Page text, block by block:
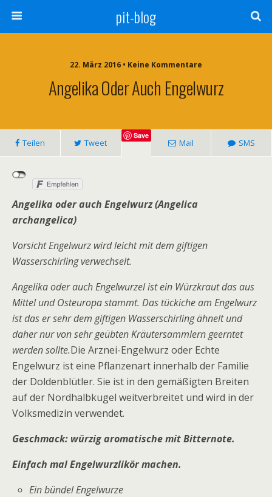
pit-blog
22. März 2016 • Keine Kommentare
Angelika Oder Auch Engelwurz
Teilen Tweet
Save
Mail SMS
Angelika oder auch Engelwurz (Angelica
archangelica)
Vorsicht Engelwurz wird leicht mit dem giftigen
Wasserschirling verwechselt.
Angelika oder auch Engelwurzel ist ein Würzkraut das aus
Mittel und Osteuropa stammt. Das tückiche am Engelwurz
ist das er sehr dem giftigen Wasserschirling ähnelt und
daher nur von sehr geübten Kräutersammlern geerntet
werden sollte.Die Arznei-Engelwurz oder Echte
Engelwurz ist eine Pflanzenart innerhalb der Familie
der Doldenblütler. Sie ist in den gemäßigten Breiten
auf der Nordhalbkugel weitverbreitet und wird in der
Volksmedizin verwendet.
Geschmack: würzig aromatische mit Bitternote.
Einfach mal Engelwurzlikör machen.
Ein bündel Engelwurze